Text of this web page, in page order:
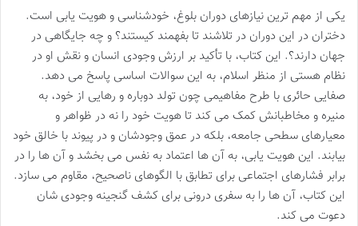
یکی از مهم ترین نیازهای دوران بلوغ، خودشناسی و هویت یابی است.
دختران در این دوران در تلاشند تا بفهمند کیستند؟ و چه جایگاهی در
جهان دارند؟. این کتاب، با تأکید بر ارزش وجودی انسان و نقش او در
نظام هستی از منظر اسلام، به این سوالات اساسی پاسخ می دهد.
صفایی حائری با طرح مفاهیمی چون تولد دوباره و رهایی از خود، به
منیره و مخاطبانش کمک می کند تا هویت خود را نه در ظواهر و
معیارهای سطحی جامعه، بلکه در عمق وجودشان و در پیوند با خالق خود
بیابند. این هویت یابی، به آن ها اعتماد به نفس می بخشد و آن ها را در
برابر فشارهای اجتماعی برای تطابق با الگوهای ناصحیح، مقاوم می سازد.
این کتاب، آن ها را به سفری درونی برای کشف گنجینه وجودی شان
دعوت می کند.